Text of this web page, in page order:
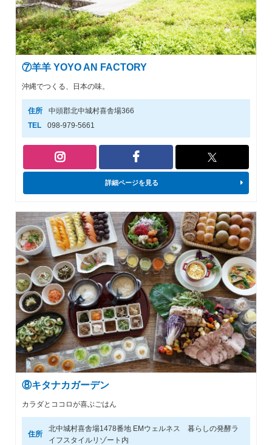
⑦羊羊 YOYO AN FACTORY
沖縄でつくる、日本の味。
住所
中頭郡北中城村喜舎場366
TEL
098-979-5661
詳細ページを見る
⑧キタナカガーデン
カラダとココロが喜ぶごはん
住所
北中城村喜舎場1478番地 EMウェルネス 暮らしの発酵ラ
イフスタイルリゾート内